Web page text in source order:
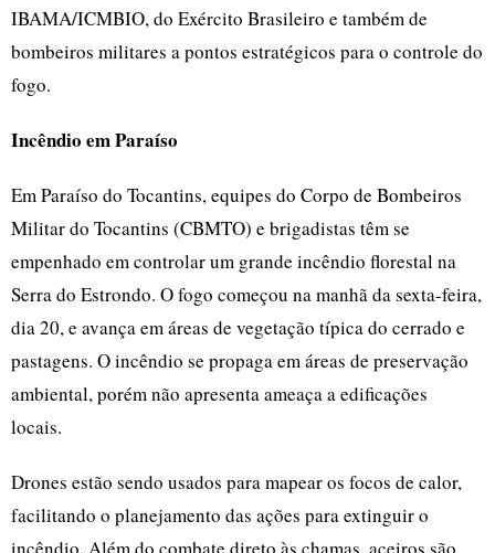
IBAMA/ICMBIO, do Exército Brasileiro e também de
bombeiros militares a pontos estratégicos para o controle do
fogo.
Incêndio em Paraíso
Em Paraíso do Tocantins, equipes do Corpo de Bombeiros
Militar do Tocantins (CBMTO) e brigadistas têm se
empenhado em controlar um grande incêndio florestal na
Serra do Estrondo. O fogo começou na manhã da sexta-feira,
dia 20, e avança em áreas de vegetação típica do cerrado e
pastagens. O incêndio se propaga em áreas de preservação
ambiental, porém não apresenta ameaça a edificações
locais.
Drones estão sendo usados para mapear os focos de calor,
facilitando o planejamento das ações para extinguir o